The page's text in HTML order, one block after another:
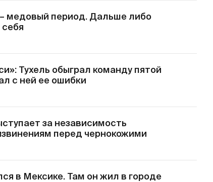
медовый период. Дальше либо
Тухель обыграл команду пятой
с ней ее ошибки
за независимость
перед чернокожими
в Мексике. Там он жил в городе